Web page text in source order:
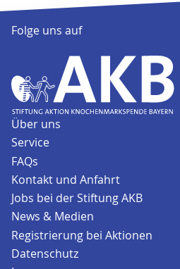
Folge uns auf
Über uns
Service
FAQs
Kontakt und Anfahrt
Jobs bei der Stiftung AKB
News & Medien
Registrierung bei Aktionen
Datenschutz